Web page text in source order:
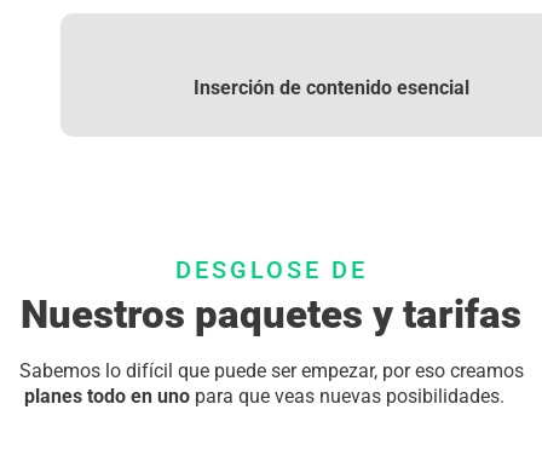
Inserción de contenido esencial
DESGLOSE DE
Nuestros paquetes y tarifas
Sabemos lo difícil que puede ser empezar, por eso creamos
planes todo en unopara que veas nuevas posibilidades.